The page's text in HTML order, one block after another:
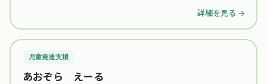
詳細を見る →
児童発達支援
あおぞら えーる